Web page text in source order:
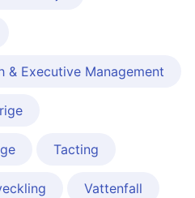
& Executive Management
Tacting
Vattenfall